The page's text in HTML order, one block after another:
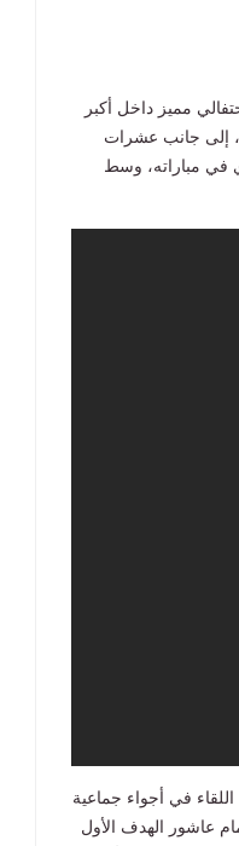
مميز داخل أكبر
إلى جانب عشرات
في مباراته، وسط
في أجواء جماعية
عاشور الهدف الأول